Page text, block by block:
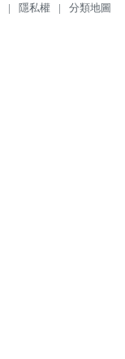
| 隱私權 | 分類地圖